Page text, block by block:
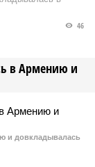
в Армению и
46
и довкладывалась